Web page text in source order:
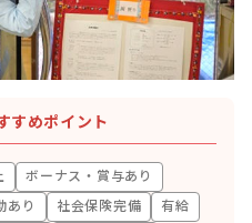
すめポイント
ボーナス・賞与あり
あり
社会保険完備
有給